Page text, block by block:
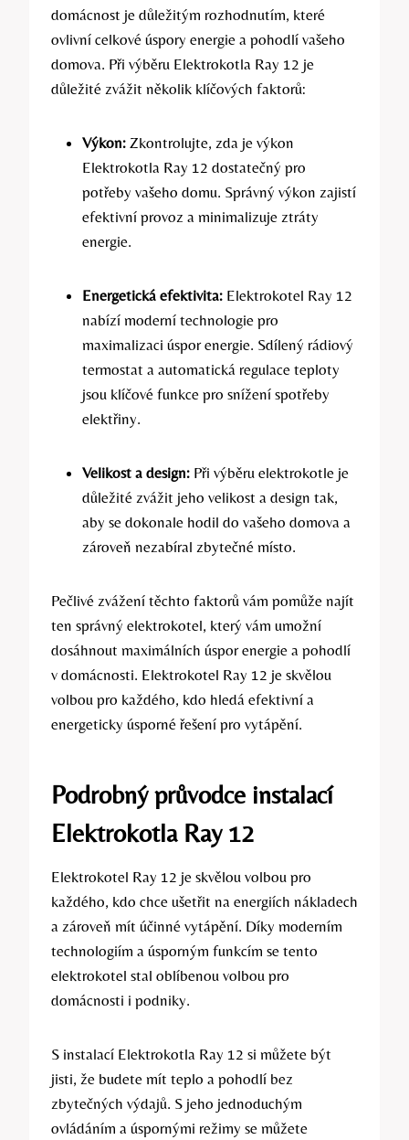
domácnost je důležitým rozhodnutím, které
ovlivní celkové úspory energie a pohodlí vašeho
domova. Při výběru Elektrokotla Ray 12 je
důležité zvážit několik klíčových faktorů:
Výkon: Zkontrolujte, zda je výkon
Elektrokotla Ray 12 dostatečný pro
potřeby vašeho domu. Správný výkon zajistí
efektivní provoz a minimalizuje ztráty
energie.
Energetická efektivita: Elektrokotel Ray 12
nabízí moderní technologie pro
maximalizaci úspor energie. Sdílený rádiový
termostat a automatická regulace teploty
jsou klíčové funkce pro snížení spotřeby
elektřiny.
Velikost a design: Při výběru elektrokotle je
důležité zvážit jeho velikost a design tak,
aby se dokonale hodil do vašeho domova a
zároveň nezabíral zbytečné místo.
Pečlivé zvážení těchto faktorů vám pomůže najít
ten správný elektrokotel, který vám umožní
dosáhnout maximálních úspor energie a pohodlí
v domácnosti. Elektrokotel Ray 12 je skvělou
volbou pro každého, kdo hledá efektivní a
energeticky úsporné řešení pro vytápění.
Podrobný průvodce instalací
Elektrokotla Ray 12
Elektrokotel Ray 12 je skvělou volbou pro
každého, kdo chce ušetřit na energiích nákladech
a zároveň mít účinné vytápění. Díky moderním
technologiím a úsporným funkcím se tento
elektrokotel stal oblíbenou volbou pro
domácnosti i podniky.
S instalací Elektrokotla Ray 12 si můžete být
jisti, že budete mít teplo a pohodlí bez
zbytečných výdajů. S jeho jednoduchým
ovládáním a úspornými režimy se můžete